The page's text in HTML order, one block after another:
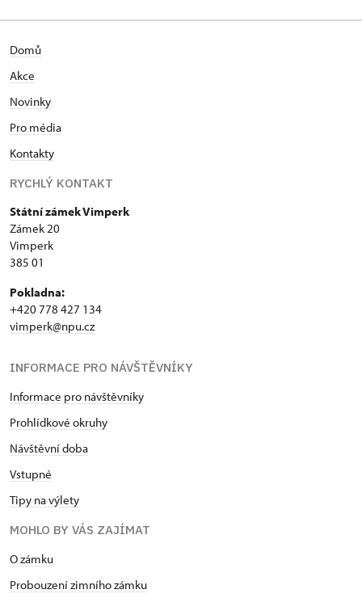
Domů
Akce
Novinky
Pro média
Kontakty
RYCHLÝ KONTAKT
Státní zámek Vimperk
Zámek 20
Vimperk
385 01
Pokladna:
+420 778 427 134
vimperk@npu.cz
INFORMACE PRO NÁVŠTĚVNÍKY
Informace pro návštěvníky
Prohlídkové okruhy
Návštěvní doba
Vstupné
Tipy na výlety
MOHLO BY VÁS ZAJÍMAT
O zámku
Probouzení zimního zámku